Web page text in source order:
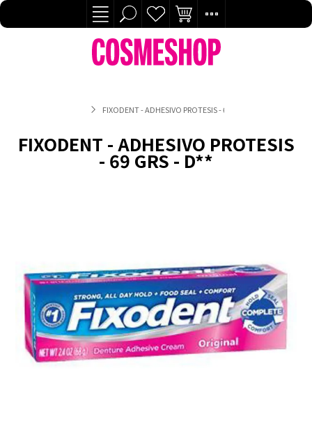
FIXODENT - ADHESIVO PROTESIS - 69 GRS - D**
FIXODENT - ADHESIVO PROTESIS
- 69 GRS - D**